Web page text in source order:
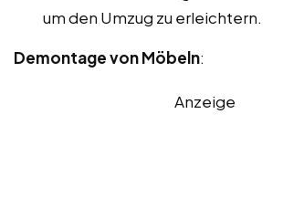
um den Umzug zu erleichtern.
Demontage von Möbeln:
Anzeige